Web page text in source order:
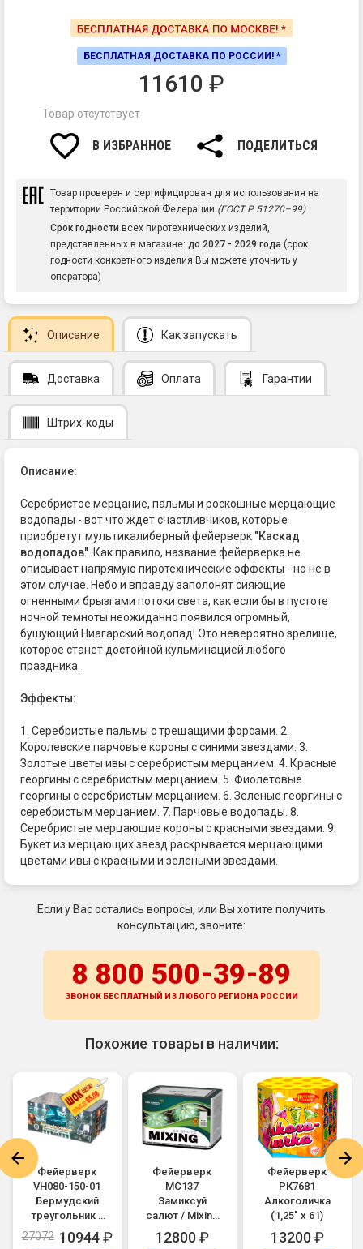
БЕСПЛАТНАЯ ДОСТАВКА ПО РОССИИ! *
11610 ₽
Товар отсутствует
В ИЗБРАННОЕ ПОДЕЛИТЬСЯ
Товар проверен и сертифицирован для использования на
территории Российской Федерации (ГОСТ Р 51270–99)
Срок годности всех пиротехнических изделий,
представленных в магазине: до 2027 - 2029 года (срок
годности конкретного изделия Вы можете уточнить у
оператора)
Описание Как запускать
Доставка Оплата Гарантии
Штрих-коды
Описание:
Серебристое мерцание, пальмы и роскошные мерцающие
водопады - вот что ждет счастливчиков, которые
приобретут мультикалиберный фейерверк "Каскад
водопадов" . Как правило, название фейерверка не
описывает напрямую пиротехнические эффекты - но не в
этом случае. Небо и вправду заполонят сияющие
огненными брызгами потоки света, как если бы в пустоте
ночной темноты неожиданно появился огромный,
бушующий Ниагарский водопад! Это невероятно зрелище,
которое станет достойной кульминацией любого
праздника.
Эффекты:
1. Серебристые пальмы с трещащими форсами. 2.
Королевские парчовые короны с синими звездами. 3.
Золотые цветы ивы с серебристым мерцанием. 4. Красные
георгины с серебристым мерцанием. 5. Фиолетовые
георгины с серебристым мерцанием. 6. Зеленые георгины с
серебристым мерцанием. 7. Парчовые водопады. 8.
Серебристые мерцающие короны с красными звездами. 9.
Букет из мерцающих звезд раскрывается мерцающими
цветами ивы с красными и зелеными звездами.
Если у Вас остались вопросы, или Вы хотите получить
консультацию, звоните:
8 800 500-39-89
ЗВОНОК БЕСПЛАТНЫЙ ИЗ ЛЮБОГО РЕГИОНА РОССИИ
Похожие товары в наличии:
Фейерверк
VH080-150-01
Бермудский
треугольник /
Bermudadriehoek
(0,8" х 150)
27072 10944₽
Фейерверк
МС137
Замиксуй
салют / Mixing
(1,2" х 54)
12800₽
Фейерверк
РК7681
Алкоголичка
(1,25" х 61)
13200₽